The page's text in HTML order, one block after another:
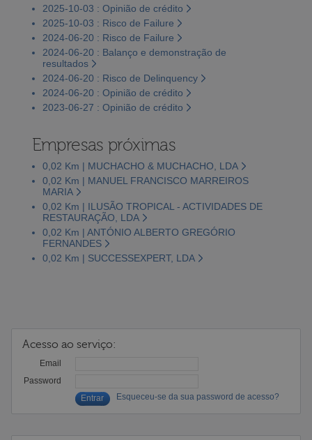
2025-10-03 : Opinião de crédito
2025-10-03 : Risco de Failure
2024-06-20 : Risco de Failure
2024-06-20 : Balanço e demonstração de
resultados
2024-06-20 : Risco de Delinquency
2024-06-20 : Opinião de crédito
2023-06-27 : Opinião de crédito
Empresas próximas
0,02 Km | MUCHACHO & MUCHACHO, LDA
0,02 Km | MANUEL FRANCISCO MARREIROS
MARIA
0,02 Km | ILUSÃO TROPICAL - ACTIVIDADES DE
RESTAURAÇÃO, LDA
0,02 Km | ANTÓNIO ALBERTO GREGÓRIO
FERNANDES
0,02 Km | SUCCESSEXPERT, LDA
Acesso ao serviço:
Email
Password
Esqueceu-se da sua password de acesso?